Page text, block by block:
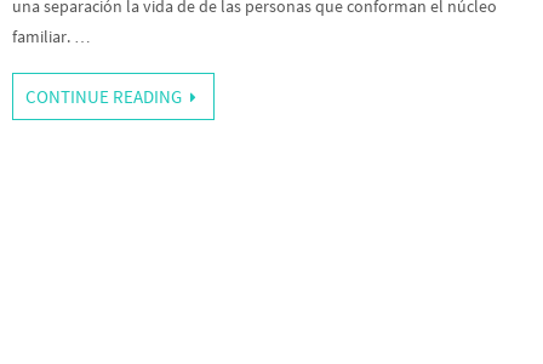
una separación la vida de de las personas que conforman el núcleo
familiar. …
CONTINUE READING